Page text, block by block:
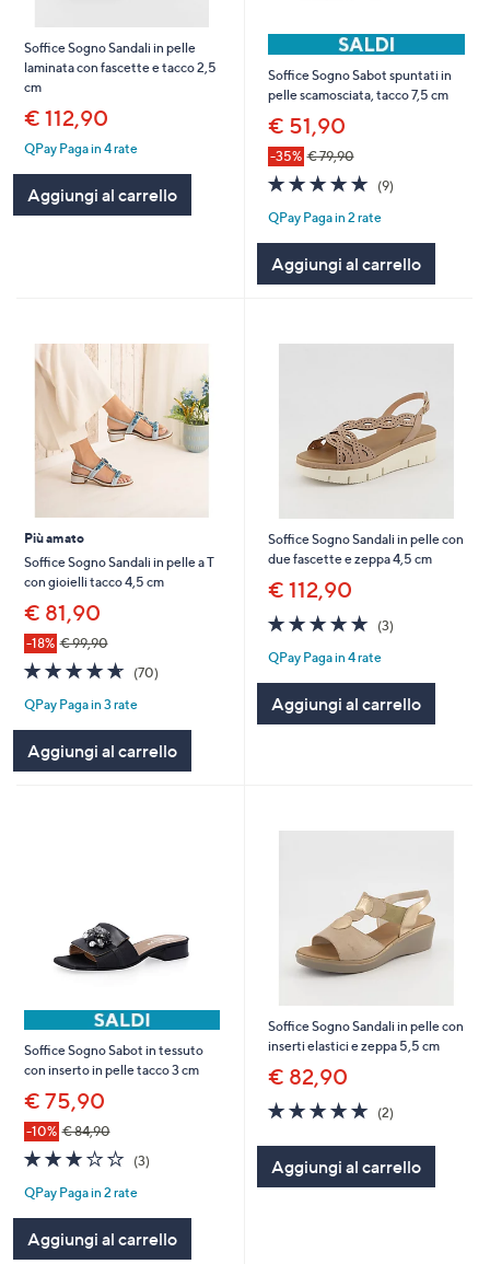
Soffice Sogno Sandali in pelle
laminata con fascette e tacco 2,5
cm
€ 112,90
QPay Paga in 4 rate
Aggiungi al carrello
Soffice Sogno Sabot spuntati in
pelle scamosciata, tacco 7,5 cm
€ 51,90
-35% € 79,90
4.9
of
5
(9)
QPay Paga in 2 rate
Aggiungi al carrello
Più amato
Soffice Sogno Sandali in pelle a T
con gioielli tacco 4,5 cm
€ 81,90
-18% € 99,90
4.6
of
5
(70)
QPay Paga in 3 rate
Aggiungi al carrello
Soffice Sogno Sandali in pelle con
due fascette e zeppa 4,5 cm
€ 112,90
4.7
of
5
(3)
QPay Paga in 4 rate
Aggiungi al carrello
Soffice Sogno Sabot in tessuto
con inserto in pelle tacco 3 cm
€ 75,90
-10% € 84,90
3.0
of
5
(3)
QPay Paga in 2 rate
Aggiungi al carrello
Soffice Sogno Sandali in pelle con
inserti elastici e zeppa 5,5 cm
€ 82,90
5.0
of
5
Stars
(2)
Aggiungi al carrello